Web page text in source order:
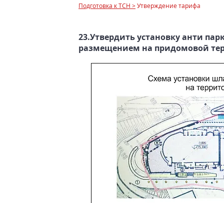
Подготовка к ТСН >Утверждение тарифа
23.Утвердить установку анти
размещением на придомовой